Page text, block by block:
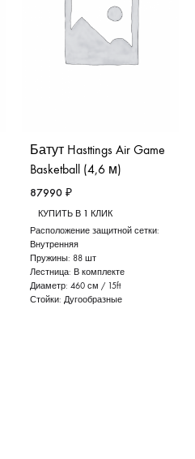
Батут Hasttings Air Game
Basketball (4,6 м)
87990 ₽
КУПИТЬ В 1 КЛИК
Расположение защитной сетки:
Внутренняя
Пружины: 88 шт
Лестница: В комплекте
Диаметр: 460 см / 15ft
Стойки: Дугообразные